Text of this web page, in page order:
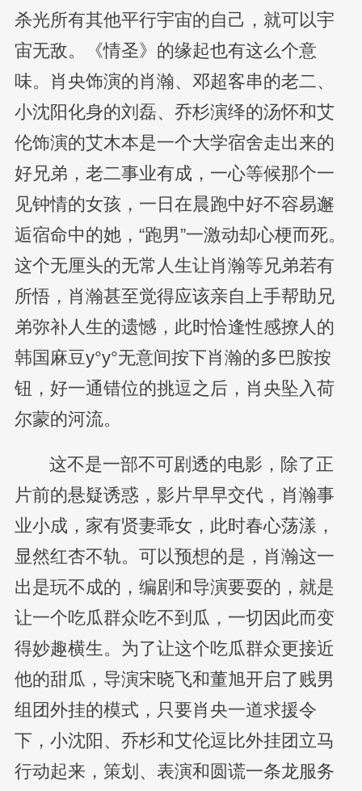
杀光所有其他平行宇宙的自己，就可以宇
宙无敌。《情圣》的缘起也有这么个意
味。肖央饰演的肖瀚、邓超客串的老二、
小沈阳化身的刘磊、乔杉演绎的汤怀和艾
伦饰演的艾木本是一个大学宿舍走出来的
好兄弟，老二事业有成，一心等候那个一
见钟情的女孩，一日在晨跑中好不容易邂
逅宿命中的她，“跑男”一激动却心梗而死。
这个无厘头的无常人生让肖瀚等兄弟若有
所悟，肖瀚甚至觉得应该亲自上手帮助兄
弟弥补人生的遗憾，此时恰逢性感撩人的
韩国麻豆y°y°无意间按下肖瀚的多巴胺按
钮，好一通错位的挑逗之后，肖央坠入荷
尔蒙的河流。
这不是一部不可剧透的电影，除了正
片前的悬疑诱惑，影片早早交代，肖瀚事
业小成，家有贤妻乖女，此时春心荡漾，
显然红杏不轨。可以预想的是，肖瀚这一
出是玩不成的，编剧和导演要耍的，就是
让一个吃瓜群众吃不到瓜，一切因此而变
得妙趣横生。为了让这个吃瓜群众更接近
他的甜瓜，导演宋晓飞和董旭开启了贱男
组团外挂的模式，只要肖央一道求援令
下，小沈阳、乔杉和艾伦逗比外挂团立马
行动起来，策划、表演和圆谎一条龙服务